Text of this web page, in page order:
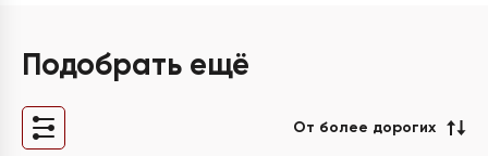
Подобрать ещё
От более дорогих